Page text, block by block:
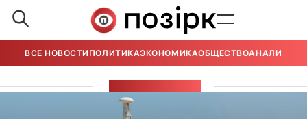
ВСЕ НОВОСТИ ПОЛИТИКАЭКОНОМИКАОБЩЕСТВОАНАЛИТИКА